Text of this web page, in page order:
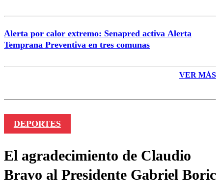
Alerta por calor extremo: Senapred activa Alerta
Temprana Preventiva en tres comunas
VER MÁS
DEPORTES
El agradecimiento de Claudio
Bravo al Presidente Gabriel Boric